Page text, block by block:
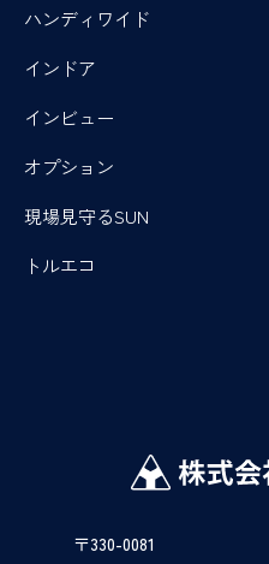
〒330-0081
ハンディワイド
インドア
インビュー
オプション
現場見守るSUN
トルエコ